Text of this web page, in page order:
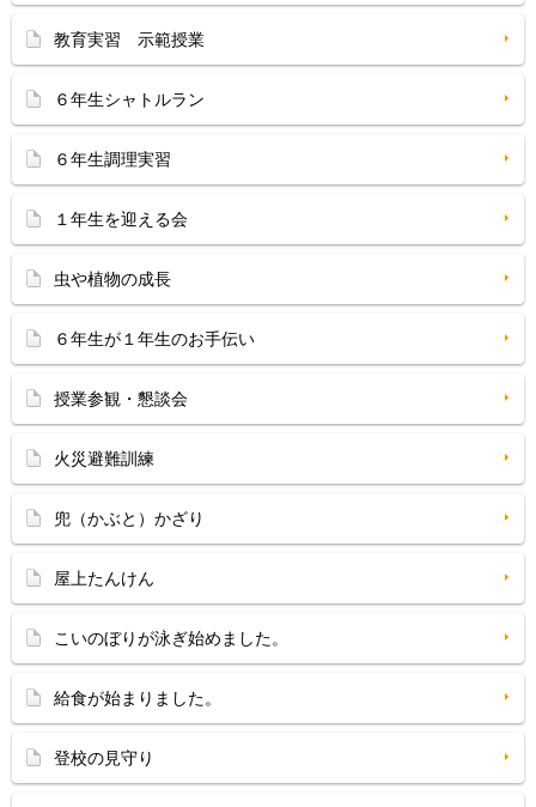
教育実習 示範授業
６年生シャトルラン
６年生調理実習
１年生を迎える会
虫や植物の成長
６年生が１年生のお手伝い
授業参観・懇談会
火災避難訓練
兜（かぶと）かざり
屋上たんけん
こいのぼりが泳ぎ始めました。
給食が始まりました。
登校の見守り